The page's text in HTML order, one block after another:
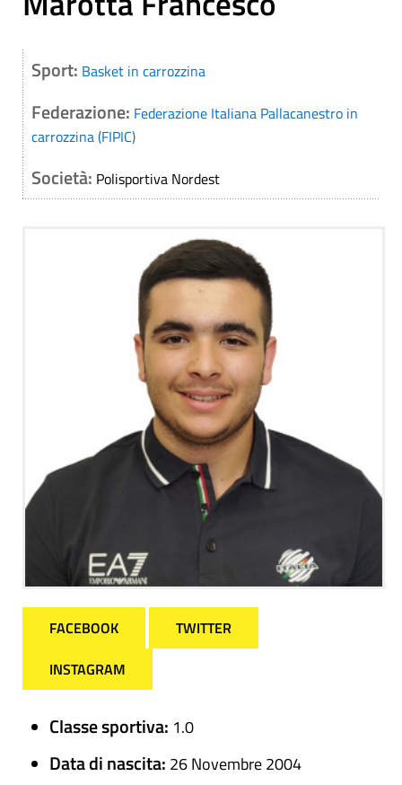
Sport: Basket in carrozzina
Federazione: Federazione Italiana Pallacanestro in
carrozzina (FIPIC)
Società: Polisportiva Nordest
FACEBOOK
TWITTER
INSTAGRAM
Classe sportiva: 1.0
Data di nascita: 26 Novembre 2004